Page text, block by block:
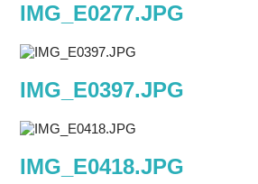
IMG_E0277.JPG
IMG_E0397.JPG
IMG_E0418.JPG